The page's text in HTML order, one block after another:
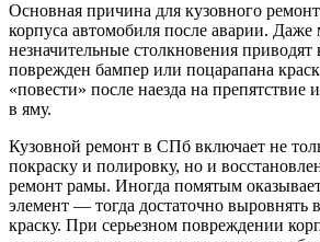
Основная причина для кузовного
корпуса автомобиля после аварии. Даже
незначительные столкновения приводят
поврежден бампер или поцарапана
«повести» после наезда на препятствие
в яму.
Кузовной ремонт в СПб включает не
покраску и полировку, но и
ремонт рамы. Иногда помятым
элемент — тогда достаточно выровнять
краску. При серьезном повреждении